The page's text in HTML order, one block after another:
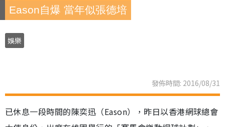
Eason自爆 當年似張德培
娛樂
發佈時間: 2016/08/31
已休息一段時間的陳奕迅（Eason），昨日以香港網球總會